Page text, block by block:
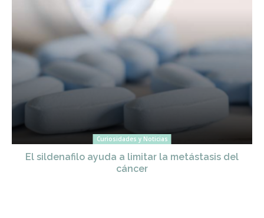
Curiosidades y Noticias
El sildenafilo ayuda a limitar la metástasis del
cáncer